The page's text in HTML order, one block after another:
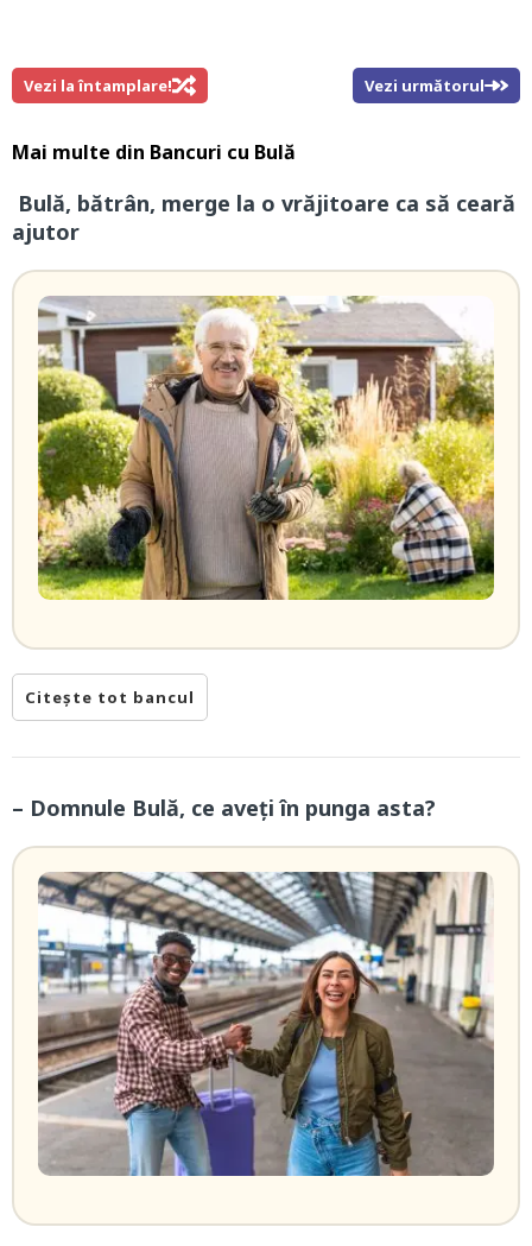
Vezi la întamplare! Vezi următorul
Mai multe din Bancuri cu Bulă
Bulă, bătrân, merge la o vrăjitoare ca să ceară
ajutor
Citește tot bancul
– Domnule Bulă, ce aveți în punga asta?